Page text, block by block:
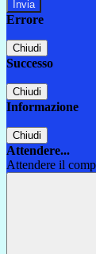
Errore
Chiudi
Successo
Chiudi
Informazione
Chiudi
Attendere...
Attendere il